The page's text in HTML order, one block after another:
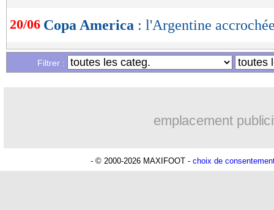
20/06 Copa America : l'Argentine
Liste des brèves du mer. 19 juin 2019
Filtrer :
emplacement
- © 2000-2026 MAXIFOOT - choix de